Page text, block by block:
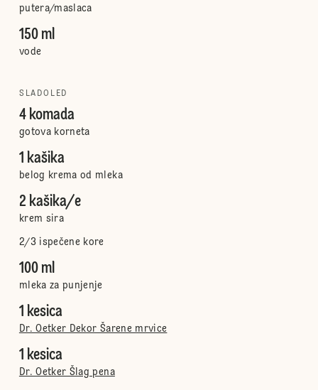
putera/maslaca
150 ml
vode
SLADOLED
4 komada
gotova korneta
1 kašika
belog krema od mleka
2 kašika/e
krem sira
2/3 ispečene kore
100 ml
mleka za punjenje
1 kesica
Dr. Oetker Dekor Šarene mrvice
1 kesica
Dr. Oetker Šlag pena